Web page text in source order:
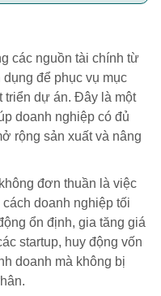
các nguồn tài chính từ
để phục vụ mục
triển dự án. Đây là một
doanh nghiệp có đủ
rộng sản xuất và nâng
đơn thuần là việc
doanh nghiệp tối
ổn định, gia tăng giá
startup, huy động vốn
doanh mà không bị